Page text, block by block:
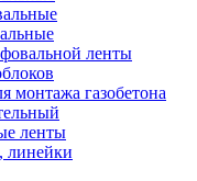
ленты
монтажа газобетона
ленты
линейки